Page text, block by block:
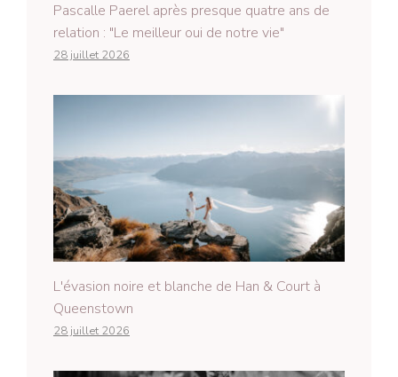
Pascalle Paerel après presque quatre ans de
relation : "Le meilleur oui de notre vie"
28 juillet 2026
L'évasion noire et blanche de Han & Court à
Queenstown
28 juillet 2026